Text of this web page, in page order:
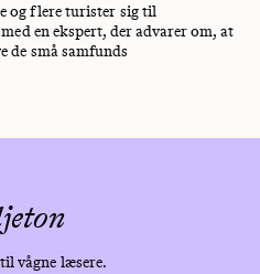
og flere turister sig til
en ekspert, der advarer om, at
de små samfunds
vågne læsere.